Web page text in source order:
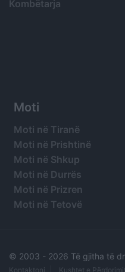
Kombëtarja
Moti
Moti në Tiranë
Moti në Prishtinë
Moti në Shkup
Moti në Durrës
Moti në Prizren
Moti në Tetovë
© 2003 - 2026 Të gjitha të
Kontaktoni Kushtet e Përdorimit